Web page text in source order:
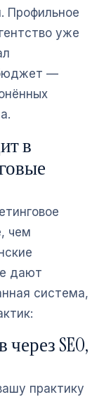
Профильное
уже
—
в
чем
дают
система,
SEO,
практику